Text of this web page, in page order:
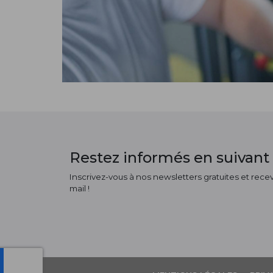
Restez informés en
Inscrivez-vous à nos newsletters gratuites et
mail !